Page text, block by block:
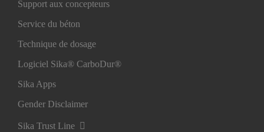
Support aux concepteurs
Service du béton
Technique de dosage
Logiciel Sika® CarboDur®
Sika Apps
Gender Disclaimer
Sika Trust Line